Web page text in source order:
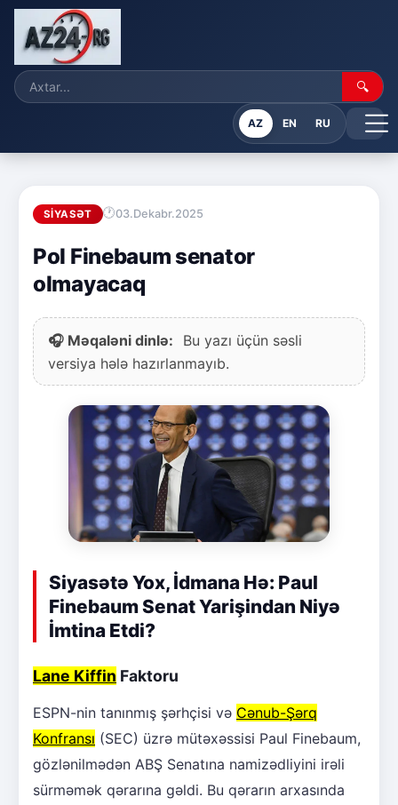
🔍
AZ EN RU
SIYASƏT 03.Dekabr.2025
Pol Finebaum senator
olmayacaq
🎧 Məqaləni dinlə:
Bu yazı üçün səsli
versiya hələ hazırlanmayıb.
Siyasətə Yox, İdmana Hə: Paul
Finebaum Senat Yarişindan Niyə
İmtina Etdi?
Lane Kiffin Faktoru
ESPN-nin tanınmış şərhçisi və Cənub-Şərq
Konfransı (SEC) üzrə mütəxəssisi Paul Finebaum,
gözlənilmədən ABŞ Senatına namizədliyini irəli
sürməmək qərarına gəldi. Bu qərarın arxasında